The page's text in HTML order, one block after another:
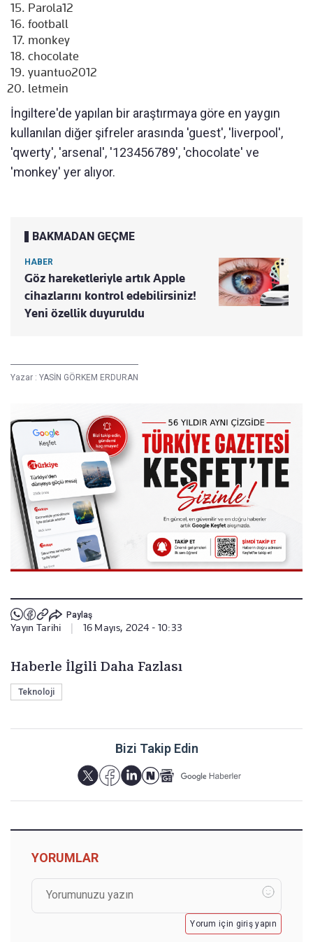
Parola12
football
monkey
chocolate
yuantuo2012
letmein
İngiltere'de yapılan bir araştırmaya göre en yaygın
kullanılan diğer şifreler arasında 'guest', 'liverpool',
'qwerty', 'arsenal', '123456789', 'chocolate' ve
'monkey' yer alıyor.
BAKMADAN GEÇME
HABER
Göz hareketleriyle artık Apple
cihazlarını kontrol edebilirsiniz!
Yeni özellik duyuruldu
Yazar : YASİN GÖRKEM ERDURAN
Paylaş
Yayın Tarihi 16 Mayıs, 2024 - 10:33
Haberle İlgili Daha Fazlası
Teknoloji
Bizi Takip Edin
YORUMLAR
Yorum için giriş yapın